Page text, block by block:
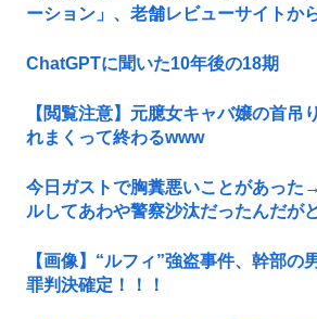
ーション」、老舗レビューサイトか
ChatGPTに聞いた10年後の18期
【閲覧注意】元臆女キャバ嬢の首吊
れまくって終わるwww
今日ガストで胸糞悪いことがあっ
ルしてあわや警察沙汰だったんだが
【画像】“ルフィ”強盗事件、幹部の
罪判決確定！！！